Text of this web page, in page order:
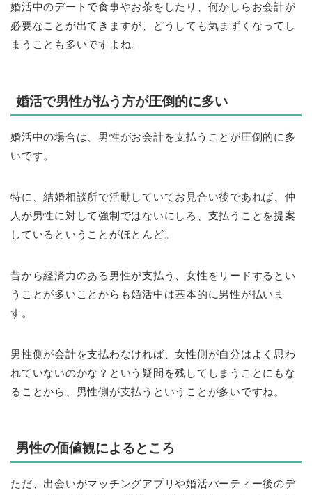
婚活中のデートで食事やお茶をしたり、何かしらお会計が
必要なことが出てきますが、どうしても気まずくなってし
まうことも多いですよね。
婚活で男性が払う方が圧倒的に多い
婚活中の場合は、男性がお会計を支払うことが圧倒的に多
いです。
特に、結婚相談所で活動していてお見合い後であれば、仲
人が男性に対して強制ではないにしろ、支払うことを提案
しているということがほとんど。
昔から経済力のある男性が支払う、女性をリードするとい
うことが多いことからも婚活中は基本的に男性が払いま
す。
男性側が会計を支払わなければ、女性側が自分はよく思わ
れていないのかな？という疑問を残してしまうことにもな
ることから、男性側が支払うということが多いですね。
男性の価値観によるところ
ただ、出会いがマッチングアプリや婚活パーティー後のデ